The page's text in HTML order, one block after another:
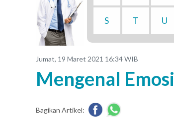
S T U
Jumat, 19 Maret 2021 16:34 WIB
Mengenal Emosi
Bagikan Artikel: